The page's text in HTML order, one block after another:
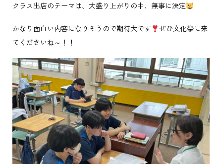
クラス出店のテーマは、大盛り上がりの中、無事に決定
かなり面白い内容になりそうので期待大です
ぜひ文化祭に来
てくださいね～！！